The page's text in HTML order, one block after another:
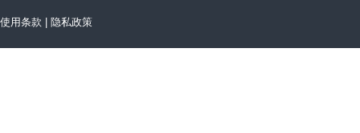
使用条款 | 隐私政策